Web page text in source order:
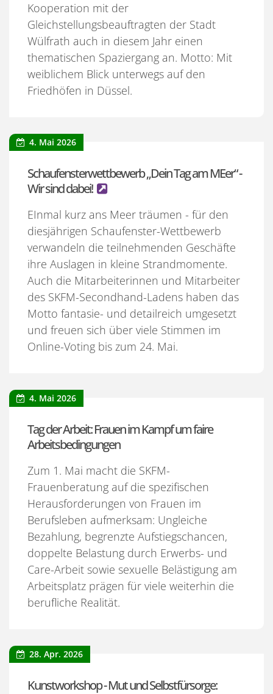
Kooperation mit der
Gleichstellungsbeauftragten der Stadt
Wülfrath auch in diesem Jahr einen
thematischen Spaziergang an. Motto: Mit
weiblichem Blick unterwegs auf den
Friedhöfen in Düssel.
Schaufensterwettbewerb „Dein Tag am MEer“ -
Wir sind dabei!
4. Mai 2026
EInmal kurz ans Meer träumen - für den
diesjährigen Schaufenster-Wettbewerb
verwandeln die teilnehmenden Geschäfte
ihre Auslagen in kleine Strandmomente.
Auch die Mitarbeiterinnen und Mitarbeiter
des SKFM-Secondhand-Ladens haben das
Motto fantasie- und detailreich umgesetzt
und freuen sich über viele Stimmen im
Online-Voting bis zum 24. Mai.
Tag der Arbeit: Frauen im Kampf um faire
Arbeitsbedingungen
4. Mai 2026
Zum 1. Mai macht die SKFM-
Frauenberatung auf die spezifischen
Herausforderungen von Frauen im
Berufsleben aufmerksam: Ungleiche
Bezahlung, begrenzte Aufstiegschancen,
doppelte Belastung durch Erwerbs- und
Care-Arbeit sowie sexuelle Belästigung am
Arbeitsplatz prägen für viele weiterhin die
berufliche Realität.
Kunstworkshop - Mut und Selbstfürsorge:
28. Apr. 2026